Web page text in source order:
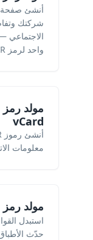
أنشئ صفحة
شركتك
الاجتماعي
واحد لرمز QR.
مولد رمز
vCard
معلومات
مولد رمز
استبدل
حدّث